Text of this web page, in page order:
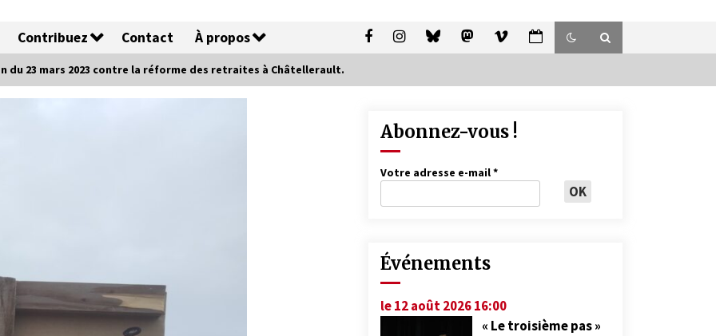
Contribuez Contact À propos
23 mars 2023 contre la réforme des retraites à Châtellerault.
Abonnez-vous !
Votre adresse e-mail*
Événements
le 12 août 2026 16:00
« Le troisième pas »